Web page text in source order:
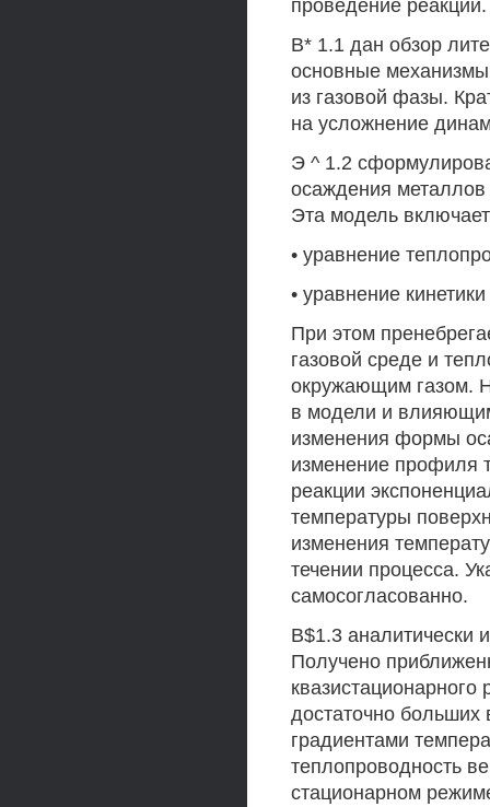
проведение реакции.
В* 1.1 дан обзор
основные
из газовой фазы.
на усложнение
Э ^ 1.2
осаждения металлов
Эта модель
• уравнение
• уравнение
При этом
газовой среде и
окружающим газом.
в модели и
изменения формы
изменение профиля
реакции
температуры
изменения
течении процесса.
самосогласованно.
В$1.3 аналитически
Получено
достаточно больших
градиентами
теплопроводность
стационарном